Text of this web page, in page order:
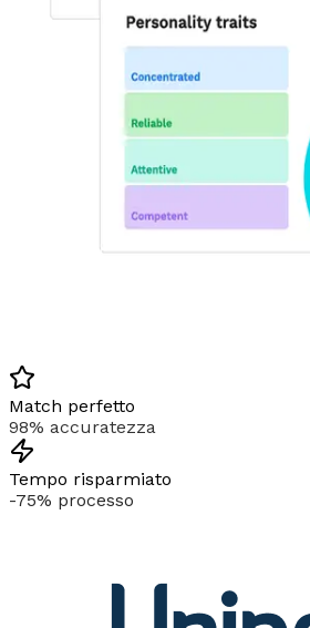
Match perfetto
98% accuratezza
Tempo risparmiato
-75% processo